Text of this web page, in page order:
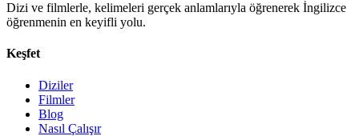
Dizi ve filmlerle, kelimeleri gerçek anlamlarıyla öğrenerek İngilizce
öğrenmenin en keyifli yolu.
Keşfet
Diziler
Filmler
Blog
Nasıl Çalışır